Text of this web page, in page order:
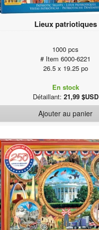
Lieux patriotiques
1000 pcs
# Item 6000-6221
26.5 x 19.25 po
En stock
Détaillant: 21,99 $USD
Ajouter au panier